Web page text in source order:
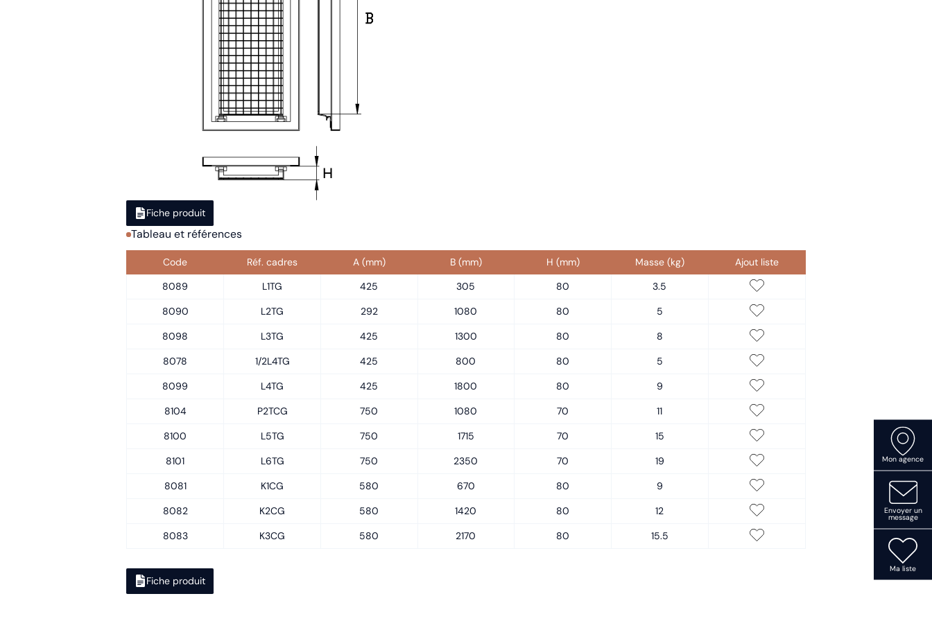
Fiche produit
Tableau et références
Code Réf. cadres A (mm) B (mm) H (mm) Masse (kg)
Ajout liste
8089
L1TG 425 305 80
3.5
8090
L2TG 292 1080 80
5
8098
L3TG 425 1300 80
8
8078
1/2L4TG 425 800 80
5
8099
L4TG 425 1800 80
9
8104
P2TCG 750 1080 70
11
8100
L5TG 750 1715 70
15
8101
L6TG 750 2350 70
19
8081
K1CG 580 670 80
9
8082
K2CG 580 1420 80
12
8083
K3CG 580 2170 80 15.5
Fiche produit
Mon agence
Envoyer un
message
Ma liste